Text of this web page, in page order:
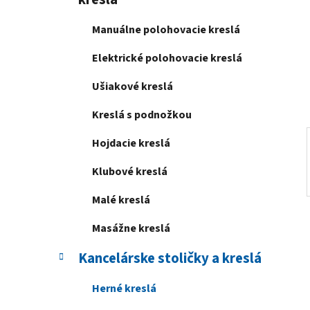
Manuálne polohovacie kreslá
Elektrické polohovacie kreslá
Ušiakové kreslá
Kreslá s podnožkou
Hojdacie kreslá
Klubové kreslá
Malé kreslá
Masážne kreslá
Kancelárske stoličky a kreslá
Herné kreslá